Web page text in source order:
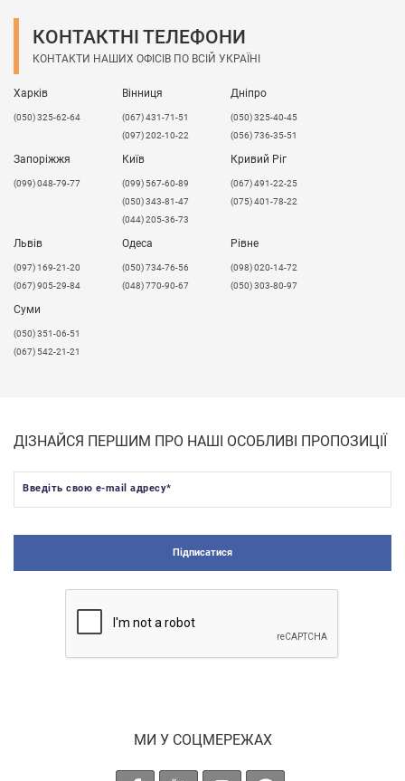
КОНТАКТНІ ТЕЛЕФОНИ
КОНТАКТИ НАШИХ ОФІСІВ ПО ВСІЙ УКРАЇНІ
Харків
(050) 325-62-64
Вінниця
(067) 431-71-51
(097) 202-10-22
Дніпро
(050) 325-40-45
(056) 736-35-51
Запоріжжя
(099) 048-79-77
Київ
(099) 567-60-89
(050) 343-81-47
(044) 205-36-73
Кривий Ріг
(067) 491-22-25
(075) 401-78-22
Львів
​(097) 169-21-20
(067) 905-29-84
Одеса
(050) 734-76-56
(048) 770-90-67
Рівне
(098) 020-14-72
(050) 303-80-97
Суми
(050) 351-06-51
(067) 542-21-21
ДІЗНАЙСЯ ПЕРШИМ ПРО НАШІ ОСОБЛИВІ ПРОПОЗИЦІЇ
Введіть свою e-mail адресу*
Підписатися
МИ У СОЦМЕРЕЖАХ